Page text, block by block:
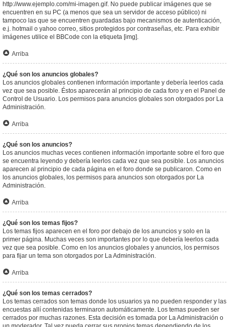
http://www.ejemplo.com/mi-imagen.gif. No puede publicar imágenes que se
encuentren en su PC (a menos que sea un servidor de acceso público) ni
tampoco las que se encuentren guardadas bajo mecanismos de autenticación,
e.j. hotmail o yahoo correo, sitios protegidos por contraseñas, etc. Para exhibir
imágenes utilice el BBCode con la etiqueta [img].
Arriba
¿Qué son los anuncios globales?
Los anuncios globales contienen información importante y debería leerlos cada
vez que sea posible. Éstos aparecerán al principio de cada foro y en el Panel de
Control de Usuario. Los permisos para anuncios globales son otorgados por La
Administración.
Arriba
¿Qué son los anuncios?
Los anuncios muchas veces contienen información importante sobre el foro que
se encuentra leyendo y debería leerlos cada vez que sea posible. Los anuncios
aparecen al principio de cada página en el foro donde se publicaron. Como en
los anuncios globales, los permisos para anuncios son otorgados por La
Administración.
Arriba
¿Qué son los temas fijos?
Los temas fijos aparecen en el foro por debajo de los anuncios y solo en la
primer página. Muchas veces son importantes por lo que debería leerlos cada
vez que sea posible. Como en los anuncios globales y anuncios, los permisos
para fijar un tema son otorgados por La Administración.
Arriba
¿Qué son los temas cerrados?
Los temas cerrados son temas donde los usuarios ya no pueden responder y las
encuestas allí contenidas terminaron automáticamente. Los temas pueden ser
cerrados por muchas razones. Esta decisión es tomada por La Administración o